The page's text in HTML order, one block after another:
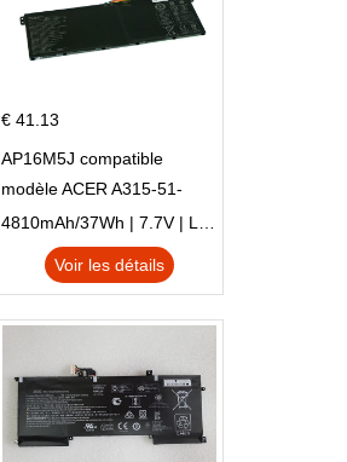
€ 41.13
AP16M5J compatible
modèle ACER A315-51-
51SL N17Q1 SERIES
Voir les détails